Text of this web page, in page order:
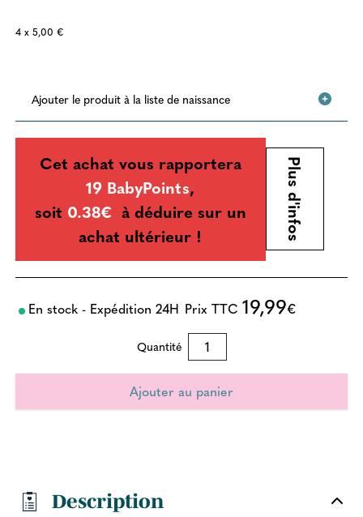
4 x 5,00 €
Ajouter le produit à la liste de naissance
Cet achat vous rapportera
19 BabyPoints,
soit 0.38€ à déduire sur un
achat ultérieur !
Plus d'infos
En stock - Expédition 24H Prix TTC 19,99€
Quantité
Description